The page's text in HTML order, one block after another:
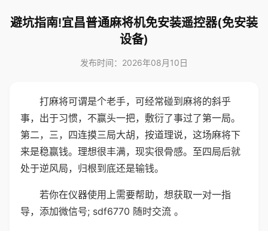
避坑指南!宜昌普通麻将机免安装遥控器(免安装
设备)
发布时间：2026年08月10日
打麻将可谓是个老手，可经常碰到麻将的斜乎
事，出于习惯，不赢头一把，敷衍了事过了第一局。
第二，三，四连摸三局大胡，按道理说，这场麻将下
来是稳赢钱。理想很丰满，现实很骨感。至四局后就
处于逆风局，归根到底还是输钱。
若你在仪器使用上需要帮助，想获取一对一指
导，添加微信号; sdf6770 随时交流 。